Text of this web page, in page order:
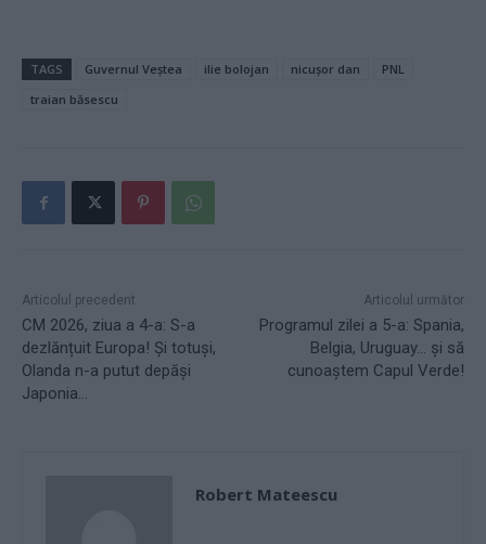
TAGS Guvernul Veștea ilie bolojan nicușor dan
PNL
traian băsescu
Articolul precedent
CM 2026, ziua a 4-a: S-a
dezlănțuit Europa! Și totuși,
Olanda n-a putut depăși
Japonia…
Articolul următor
Programul zilei a 5-a: Spania,
Belgia, Uruguay… și să
cunoaștem Capul Verde!
Robert Mateescu